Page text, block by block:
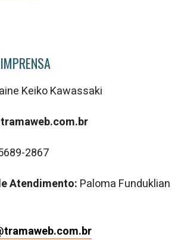
Keiko Kawassaki
2867
Atendimento: Paloma Funduklian